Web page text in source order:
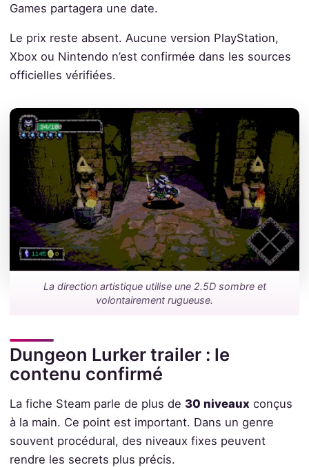
Games partagera une date.
Le prix reste absent. Aucune version PlayStation,
Xbox ou Nintendo n’est confirmée dans les sources
officielles vérifiées.
La direction artistique utilise une 2.5D sombre et
volontairement rugueuse.
Dungeon Lurker trailer : le
contenu confirmé
La fiche Steam parle de plus de 30 niveaux conçus
à la main. Ce point est important. Dans un genre
souvent procédural, des niveaux fixes peuvent
rendre les secrets plus précis.